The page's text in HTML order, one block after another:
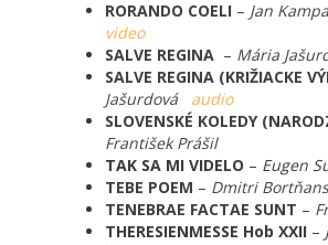
RORANDO COELI – Jan
video
SALVE REGINA – Mária
SALVE REGINA (KRIŽIACKE
Jašurdová audio
SLOVENSKÉ KOLEDY
František Prášil
TAK SA MI VIDELO – Eugen
TEBE POEM – Dmitri
TENEBRAE FACTAE SUNT –
THERESIENMESSE Hob XXII –